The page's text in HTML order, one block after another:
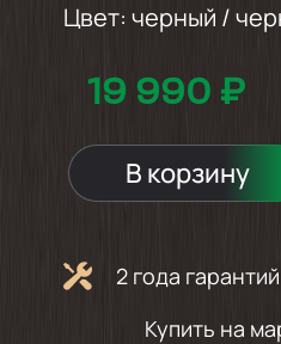
Цвет: черный /
19 990 ₽
В корзину
2 года
Купить на